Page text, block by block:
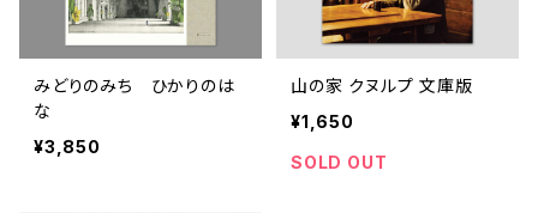
みどりのみち ひかりのは
な
¥3,850
山の家 クヌルプ 文庫版
¥1,650
SOLD OUT